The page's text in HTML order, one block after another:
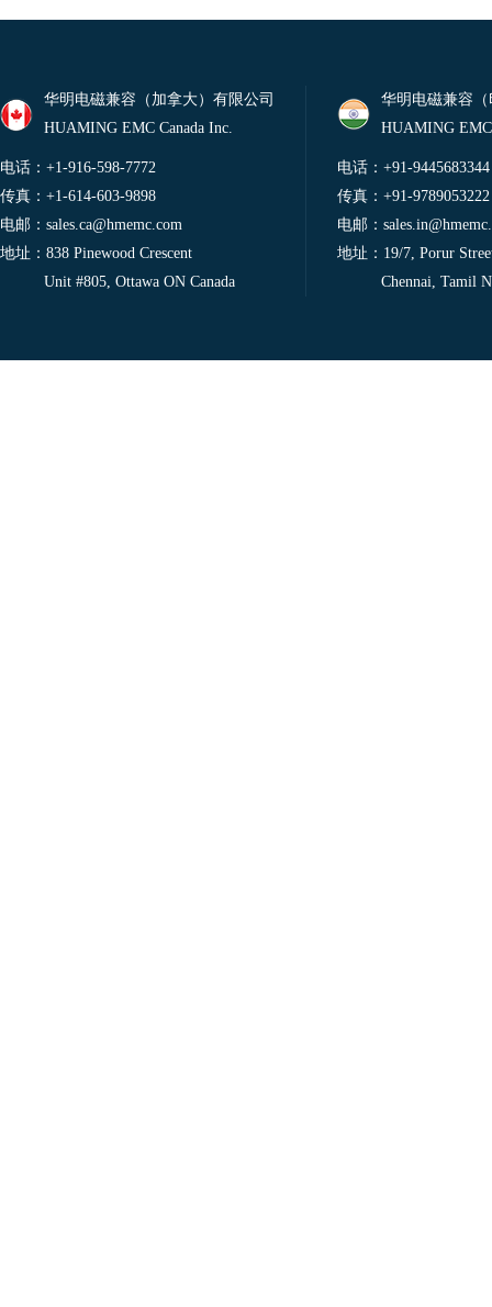
华明电磁兼容（加拿大）有限公司
HUAMING EMC Canada Inc.
电话：+1-916-598-7772
传真：+1-614-603-9898
电邮： sales.ca@hmemc.com
地址：838 Pinewood Crescent
Unit #805, Ottawa ON Canada
华明电磁兼容
HUAMING
电话：+91-9445683344
传真：+91-9789053222
电邮：
地址：19/7, Porur
Chennai, Tamil